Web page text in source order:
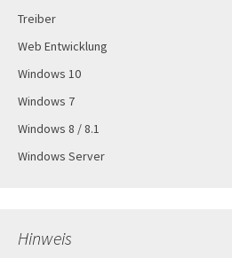
Treiber
Web Entwicklung
Windows 10
Windows 7
Windows 8 / 8.1
Windows Server
Hinweis